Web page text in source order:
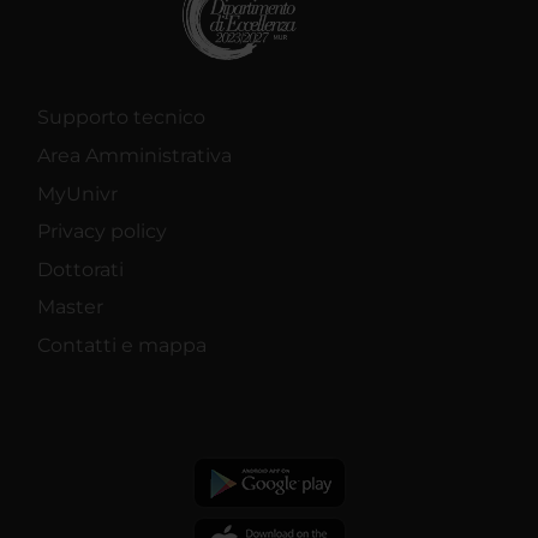
Supporto tecnico
Area Amministrativa
MyUnivr
Privacy policy
Dottorati
Master
Contatti e mappa